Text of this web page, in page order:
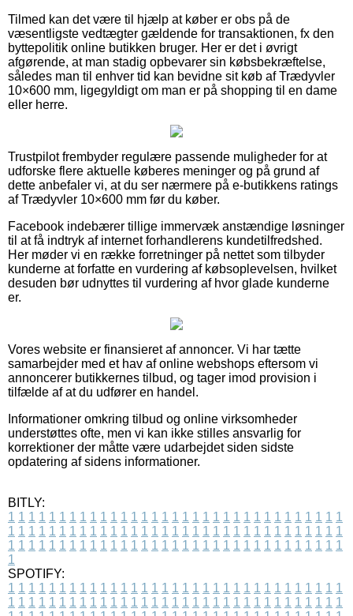
Tilmed kan det være til hjælp at køber er obs på de
væsentligste vedtægter gældende for transaktionen, fx den
byttepolitik online butikken bruger. Her er det i øvrigt
afgørende, at man stadig opbevarer sin købsbekræftelse,
således man til enhver tid kan bevidne sit køb af Trædyvler
10×600 mm, ligegyldigt om man er på shopping til en dame
eller herre.
Trustpilot frembyder regulære passende muligheder for at
udforske flere aktuelle køberes meninger og på grund af
dette anbefaler vi, at du ser nærmere på e-butikkens ratings
af Trædyvler 10×600 mm før du køber.
Facebook indebærer tillige immervæk anstændige løsninger
til at få indtryk af internet forhandlerens kundetilfredshed.
Her møder vi en række forretninger på nettet som tilbyder
kunderne at forfatte en vurdering af købsoplevelsen, hvilket
desuden bør udnyttes til vurdering af hvor glade kunderne
er.
Vores website er finansieret af annoncer. Vi har tætte
samarbejder med et hav af online webshops eftersom vi
annoncerer butikkernes tilbud, og tager imod provision i
tilfælde af at du udfører en handel.
Informationer omkring tilbud og online virksomheder
understøttes ofte, men vi kan ikke stilles ansvarlig for
korrektioner der måtte være udarbejdet siden sidste
opdatering af sidens informationer.
BITLY:
1 1 1 1 1 1 1 1 1 1 1 1 1 1 1 1 1 1 1 1 1 1 1 1 1 1 1 1 1 1 1 1 1
1 1 1 1 1 1 1 1 1 1 1 1 1 1 1 1 1 1 1 1 1 1 1 1 1 1 1 1 1 1 1 1 1
1 1 1 1 1 1 1 1 1 1 1 1 1 1 1 1 1 1 1 1 1 1 1 1 1 1 1 1 1 1 1 1 1
1
SPOTIFY:
1 1 1 1 1 1 1 1 1 1 1 1 1 1 1 1 1 1 1 1 1 1 1 1 1 1 1 1 1 1 1 1 1
1 1 1 1 1 1 1 1 1 1 1 1 1 1 1 1 1 1 1 1 1 1 1 1 1 1 1 1 1 1 1 1 1